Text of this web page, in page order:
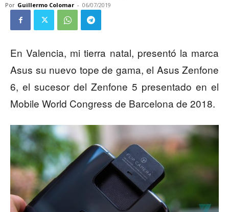
Por Guillermo Colomar - 06/07/2019
En Valencia, mi tierra natal, presentó la marca
Asus su nuevo tope de gama, el Asus Zenfone
6, el sucesor del Zenfone 5 presentado en el
Mobile World Congress de Barcelona de 2018.